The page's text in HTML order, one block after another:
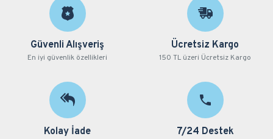
Güvenli Alışveriş
En iyi güvenlik özellikleri
Ücretsiz Kargo
150 TL üzeri Ücretsiz Kargo
Kolay İade 7/24 Destek